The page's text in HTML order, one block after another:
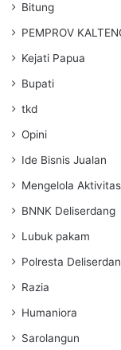
Bitung
PEMPROV
Kejati Papua
Bupati
tkd
Opini
Ide Bisnis Jualan
Mengelola
BNNK Deliserdang
Lubuk pakam
Polresta
Razia
Humaniora
Sarolangun